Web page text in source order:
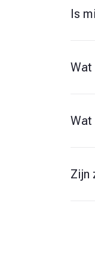
Is
Wat
Wat
Zijn